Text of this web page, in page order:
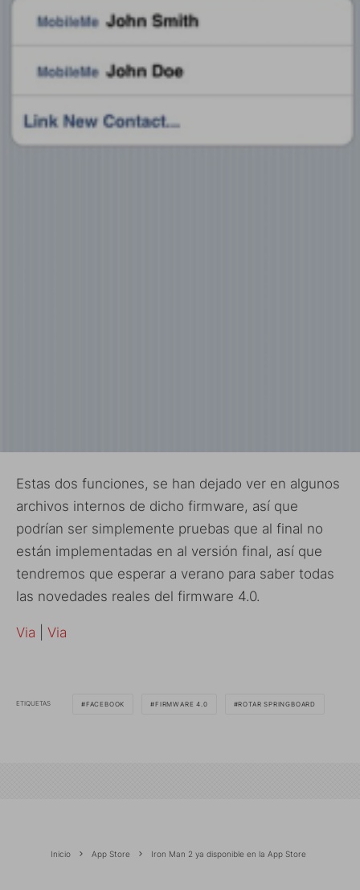
Estas dos funciones, se han dejado ver en algunos
archivos internos de dicho firmware, así que
podrían ser simplemente pruebas que al final no
están implementadas en al versión final, así que
tendremos que esperar a verano para saber todas
las novedades reales del firmware 4.0.
Via Via
ETIQUETAS FACEBOOK FIRMWARE 4.0 ROTAR SPRINGBOARD
Inicio App Store Iron Man 2 ya disponible en la App Store